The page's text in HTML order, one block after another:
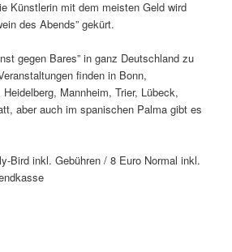
Künstlerin mit dem meisten Geld wird
des Abends” gekürt.
gegen Bares” in ganz Deutschland zu
finden in Bonn,
Mannheim, Trier, Lübeck,
aber auch im spanischen Palma gibt es
Bird inkl. Gebühren / 8 Euro Normal inkl.